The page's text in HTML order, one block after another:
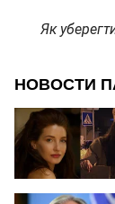
Як